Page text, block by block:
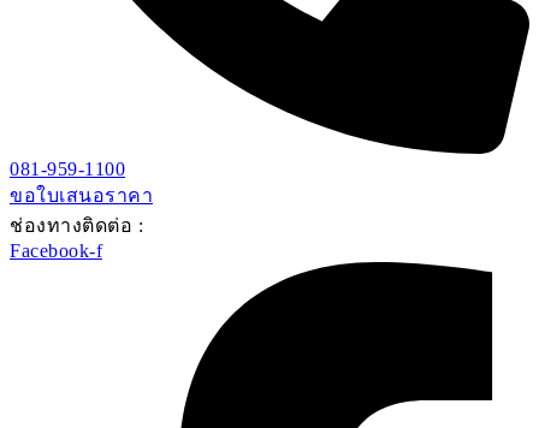
081-959-1100
ขอใบเสนอราคา
ช่องทางติดต่อ :
Facebook-f